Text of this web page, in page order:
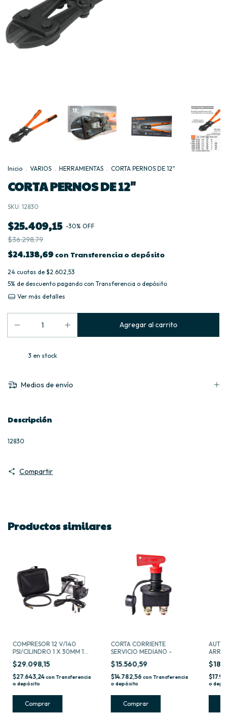
Inicio . VARIOS . HERRAMIENTAS . CORTA PERNOS DE 12"
CORTA PERNOS DE 12"
SKU: 12830
$25.409,15 -30% OFF
$36.298,79
$24.138,69 con Transferencia o depósito
24 cuotas de $2.602,53
5% de descuento pagando con Transferencia o depósito
Ver más detalles
3 en stock
Medios de envío
Descripción
12830
Compartir
Productos similares
COMPRESOR 12 V/140
PSI/CILINDRO 1 X 30MM 10
AMP -
$29.098,15
$27.643,24con Transferencia
o depósito
CORTA CORRIENTE
SERVICIO MEDIANO -
$15.560,59
$14.782,56 conTransferencia
o depósito
o